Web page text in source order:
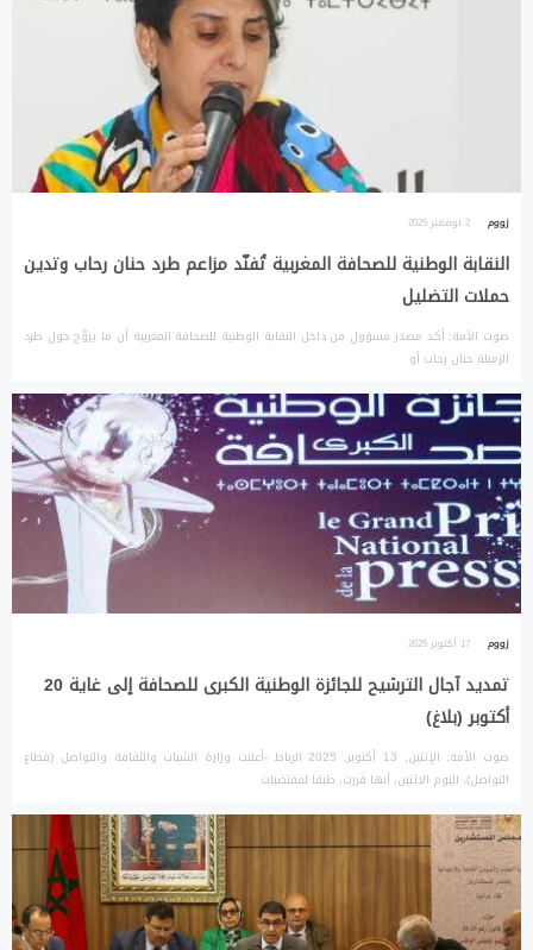
زووم 2 نوفمبر 2025
النقابة الوطنية للصحافة المغربية تُفنّد مزاعم طرد حنان رحاب وتدين
حملات التضليل
صوت الأمة: أكد مصدر مسؤول من داخل النقابة الوطنية للصحافة المغربية أن ما يروَّج حول طرد
الزميلة حنان رحاب أو
زووم 17 أكتوبر 2025
تمديد آجال الترشيح للجائزة الوطنية الكبرى للصحافة إلى غاية 20
أكتوبر (بلاغ)
صوت الأمة: الإثنين, 13 أكتوبر, 2025 الرباط -أعلنت وزارة الشباب والثقافة والتواصل (قطاع
التواصل)، اليوم الاثنين، أنها قررت، طبقا لمقتضيات